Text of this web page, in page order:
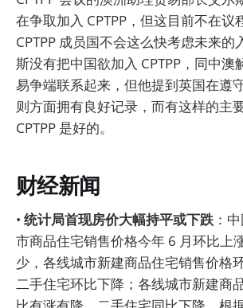
在争取加入 CPTPP，但这目前不在议
CPTPP 成员国不会这么快考虑未来的
斯没有把中国欲加入 CPTPP，同中澳
易争端联系起来，但他提到英国在遵
则方面拥有良好记录，而有这样的主
CPTPP 是好的。
财经新闻
• 统计局首现房价大幅持平或下跌 ：
市商品住宅销售价格今年 6 月环比上
少，各线城市新建商品住宅销售价格
二手住宅环比下降；各线城市新建商